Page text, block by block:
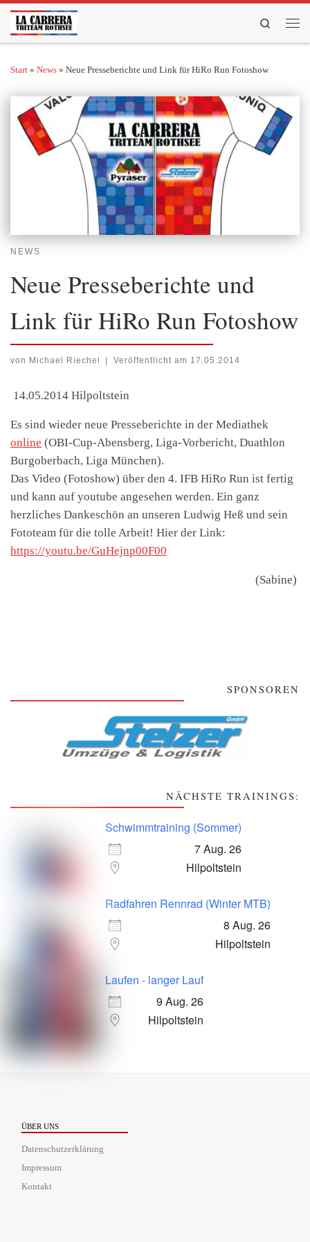
Zum Inhalt springen
Search
Start » News » Neue Presseberichte und Link für HiRo Run Fotoshow
NEWS
Neue Presseberichte und
Link für HiRo Run Fotoshow
von Michael Riechel Veröffentlicht am 17.05.2014
14.05.2014 Hilpoltstein
Es sind wieder neue Presseberichte in der Mediathek
online (OBI-Cup-Abensberg, Liga-Vorbericht, Duathlon
Burgoberbach, Liga München).
Das Video (Fotoshow) über den 4. IFB HiRo Run ist fertig
und kann auf youtube angesehen werden. Ein ganz
herzliches Dankeschön an unseren Ludwig Heß und sein
Fototeam für die tolle Arbeit! Hier der Link:
https://youtu.be/GuHejnp00F00
(Sabine)
SPONSOREN
NÄCHSTE TRAININGS:
Schwimmtraining (Sommer)
7 Aug. 26
Hilpoltstein
Radfahren Rennrad (Winter MTB)
8 Aug. 26
Hilpoltstein
Laufen - langer Lauf
9 Aug. 26
Hilpoltstein
ÜBER UNS
Datenschutzerklärung
Impressum
Kontakt